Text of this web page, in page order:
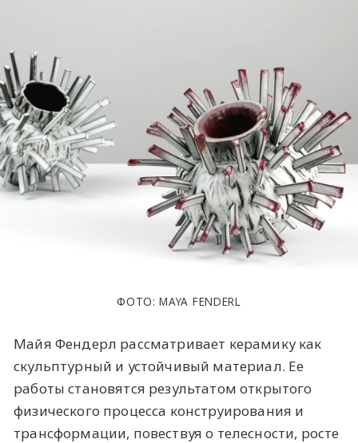
ФОТО: MAYA FENDERL
Майя Фендерл рассматривает керамику как
скульптурный и устойчивый материал. Ее
работы становятся результатом открытого
физического процесса конструирования и
трансформации, повествуя о телесности, росте